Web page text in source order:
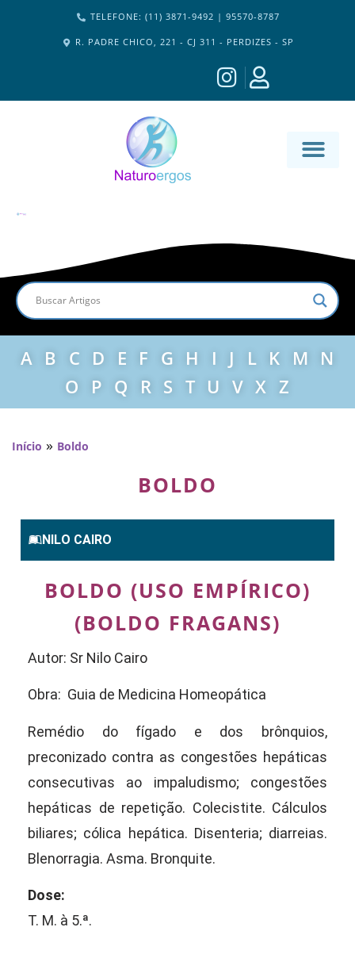
TELEFONE: (11) 3871-9492 | 95570-8787
R. PADRE CHICO, 221 - CJ 311 - PERDIZES - SP
A B C D E F G H I J L K M N
O
P Q R S T U V X Z
Início » Boldo
BOLDO
NILO CAIRO
BOLDO (USO EMPÍRICO)
(BOLDO FRAGANS)
Autor: Sr Nilo Cairo
Obra: Guia de Medicina Homeopática
Remédio do fígado e dos brônquios,
preconizado contra as congestões hepáticas
consecutivas ao impaludismo; congestões
hepáticas de repetição. Colecistite. Cálculos
biliares; cólica hepática. Disenteria; diarreias.
Blenorragia. Asma. Bronquite.
Dose:
T. M. à 5.ª.